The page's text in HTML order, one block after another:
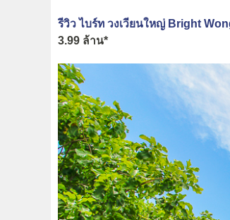
รีวิว ไบร์ท วงเวียนใหญ่ Bright
3.99 ล้าน*